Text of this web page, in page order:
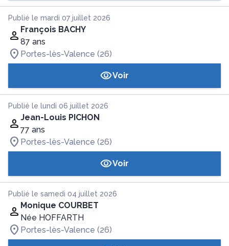
Publié le mardi 07 juillet 2026
François BACHY
87 ans
Portes-lès-Valence (26)
Voir
Publié le lundi 06 juillet 2026
Jean-Louis PICHON
77 ans
Portes-lès-Valence (26)
Voir
Publié le samedi 04 juillet 2026
Monique COURBET
Née HOFFARTH
Portes-lès-Valence (26)